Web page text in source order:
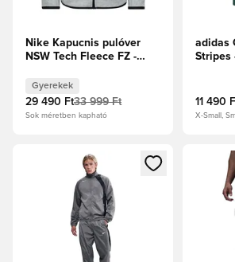
Nike Kapucnis pulóver
NSW Tech Fleece FZ -
Gyerek
Gyerekek
29 490 Ft33 999 Ft
Sok méretben kapható
adidas
Stripes
11 490
X-Small,
Megnyit egy modált a